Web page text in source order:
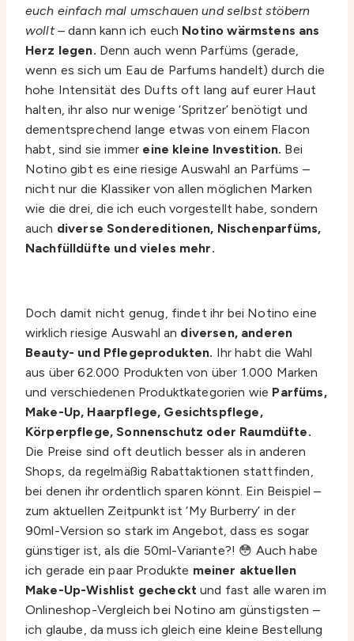
euch einfach mal umschauen und selbst stöbern
wollt – dann kann ich euch Notino wärmstens ans
Herz legen. Denn auch wenn Parfüms (gerade,
wenn es sich um Eau de Parfums handelt) durch die
hohe Intensität des Dufts oft lang auf eurer Haut
halten, ihr also nur wenige ‘Spritzer’ benötigt und
dementsprechend lange etwas von einem Flacon
habt, sind sie immer eine kleine Investition. Bei
Notino gibt es eine riesige Auswahl an Parfüms –
nicht nur die Klassiker von allen möglichen Marken
wie die drei, die ich euch vorgestellt habe, sondern
auch diverse Sondereditionen, Nischenparfüms,
Nachfülldüfte und vieles mehr.
Doch damit nicht genug, findet ihr bei Notino eine
wirklich riesige Auswahl an diversen, anderen
Beauty- und Pflegeprodukten. Ihr habt die Wahl
aus über 62.000 Produkten von über 1.000 Marken
und verschiedenen Produktkategorien wie Parfüms,
Make-Up, Haarpflege, Gesichtspflege,
Körperpflege, Sonnenschutz oder Raumdüfte.
Die Preise sind oft deutlich besser als in anderen
Shops, da regelmäßig Rabattaktionen stattfinden,
bei denen ihr ordentlich sparen könnt. Ein Beispiel –
zum aktuellen Zeitpunkt ist ‘My Burberry’ in der
90ml-Version so stark im Angebot, dass es sogar
günstiger ist, als die 50ml-Variante?! 😳 Auch habe
ich gerade ein paar Produkte meiner aktuellen
Make-Up-Wishlist gechecktund fast alle waren im
Onlineshop-Vergleich bei Notino am günstigsten –
ich glaube, da muss ich gleich eine kleine Bestellung